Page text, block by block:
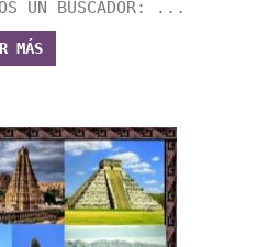
UN BUSCADOR: ...
MÁS